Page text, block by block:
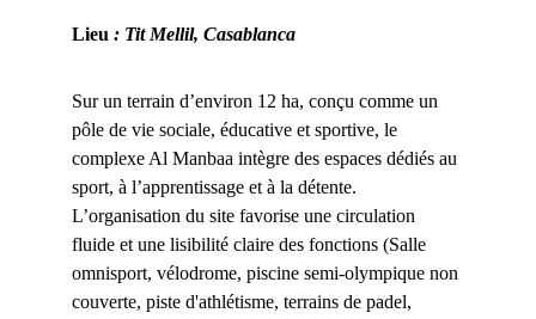
Lieu : Tit Mellil, Casablanca
Sur un terrain d’environ 12 ha, conçu comme un
pôle de vie sociale, éducative et sportive, le
complexe Al Manbaa intègre des espaces dédiés au
sport, à l’apprentissage et à la détente.
L’organisation du site favorise une circulation
fluide et une lisibilité claire des fonctions (Salle
omnisport, vélodrome, piscine semi-olympique non
couverte, piste d'athlétisme, terrains de padel,